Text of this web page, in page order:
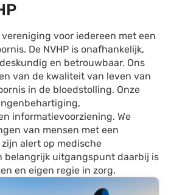
vereniging voor iedereen met een
De NVHP is onafhankelijk,
en betrouwbaar. Ons
van de kwaliteit van leven van
in de bloedstolling. Onze
informatievoorziening. We
van mensen met een
alert op medische
belangrijk uitgangspunt daarbij is
en eigen regie in zorg.